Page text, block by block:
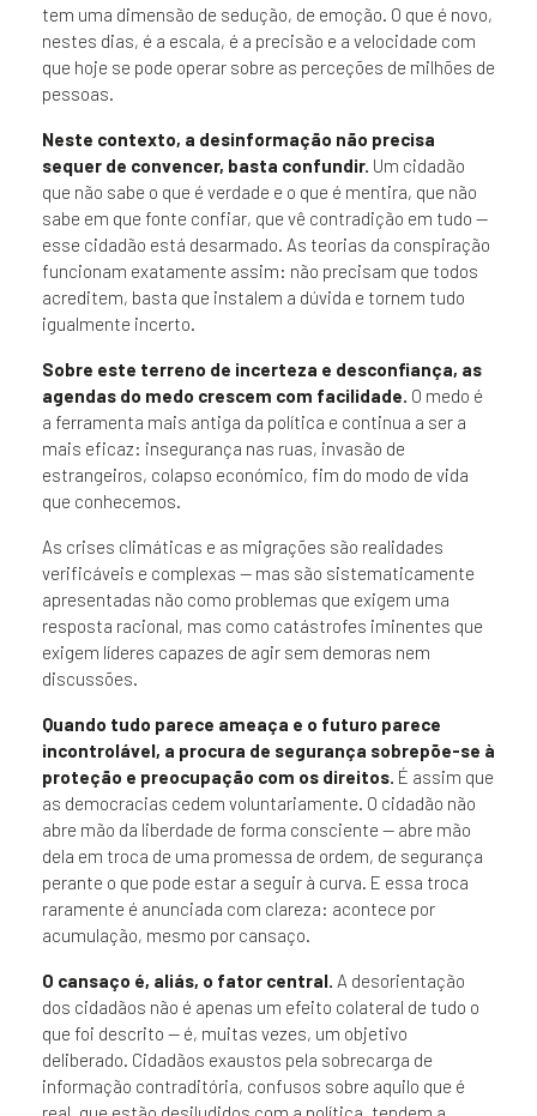
tem uma dimensão de sedução, de emoção. O que é novo,
nestes dias, é a escala, é a precisão e a velocidade com
que hoje se pode operar sobre as perceções de milhões de
pessoas.
Neste contexto, a desinformação não precisa
sequer de convencer, basta confundir. Um cidadão
que não sabe o que é verdade e o que é mentira, que não
sabe em que fonte confiar, que vê contradição em tudo —
esse cidadão está desarmado. As teorias da conspiração
funcionam exatamente assim: não precisam que todos
acreditem, basta que instalem a dúvida e tornem tudo
igualmente incerto.
Sobre este terreno de incerteza e desconfiança, as
agendas do medo crescem com facilidade. O medo é
a ferramenta mais antiga da política e continua a ser a
mais eficaz: insegurança nas ruas, invasão de
estrangeiros, colapso económico, fim do modo de vida
que conhecemos.
As crises climáticas e as migrações são realidades
verificáveis e complexas — mas são sistematicamente
apresentadas não como problemas que exigem uma
resposta racional, mas como catástrofes iminentes que
exigem líderes capazes de agir sem demoras nem
discussões.
Quando tudo parece ameaça e o futuro parece
incontrolável, a procura de segurança sobrepõe-se à
proteção e preocupação com os direitos. É assim que
as democracias cedem voluntariamente. O cidadão não
abre mão da liberdade de forma consciente — abre mão
dela em troca de uma promessa de ordem, de segurança
perante o que pode estar a seguir à curva. E essa troca
raramente é anunciada com clareza: acontece por
acumulação, mesmo por cansaço.
O cansaço é, aliás, o fator central. A desorientação
dos cidadãos não é apenas um efeito colateral de tudo o
que foi descrito — é, muitas vezes, um objetivo
deliberado. Cidadãos exaustos pela sobrecarga de
informação contraditória, confusos sobre aquilo que é